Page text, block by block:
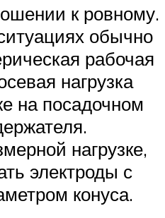
к ровному.
обычно
рабочая
нагрузка
на посадочном
нагрузке,
электроды с
конуса.